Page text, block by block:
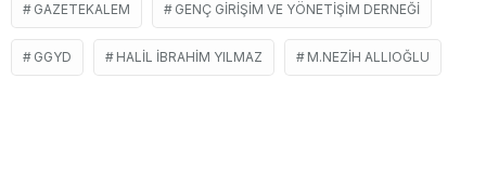
GAZETEKALEM GENÇ GIRIŞIM VE YÖNETIŞIM DERNEĞI
GGYD HALIL İBRAHIM YILMAZ M.NEZIH ALLIOĞLU